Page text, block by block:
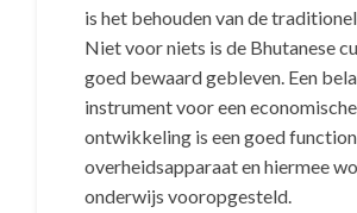
is het behouden van de
Niet voor niets is de Bhutanese
goed bewaard gebleven. Een
instrument voor een economische
ontwikkeling is een goed
overheidsapparaat en hiermee
onderwijs vooropgesteld.